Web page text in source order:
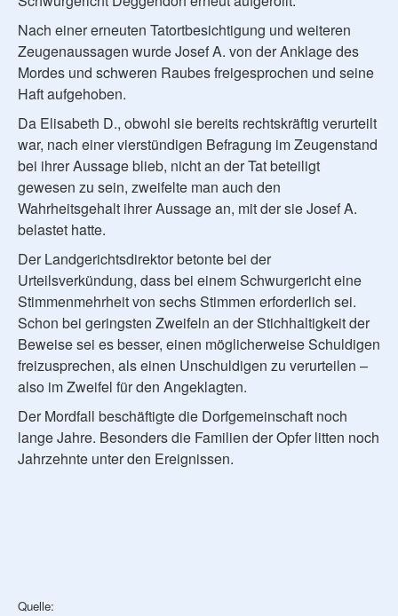
Nach einer erneuten Tatortbesichtigung und weiteren
Zeugenaussagen wurde Josef A. von der Anklage des
Mordes und schweren Raubes freigesprochen und seine
Haft aufgehoben.
Da Elisabeth D., obwohl sie bereits rechtskräftig verurteilt
war, nach einer vierstündigen Befragung im Zeugenstand
bei ihrer Aussage blieb, nicht an der Tat beteiligt
gewesen zu sein, zweifelte man auch den
Wahrheitsgehalt ihrer Aussage an, mit der sie Josef A.
belastet hatte.
Der Landgerichtsdirektor betonte bei der
Urteilsverkündung, dass bei einem Schwurgericht eine
Stimmenmehrheit von sechs Stimmen erforderlich sei.
Schon bei geringsten Zweifeln an der Stichhaltigkeit der
Beweise sei es besser, einen möglicherweise Schuldigen
freizusprechen, als einen Unschuldigen zu verurteilen –
also im Zweifel für den Angeklagten.
Der Mordfall beschäftigte die Dorfgemeinschaft noch
lange Jahre. Besonders die Familien der Opfer litten noch
Jahrzehnte unter den Ereignissen.
Quelle: